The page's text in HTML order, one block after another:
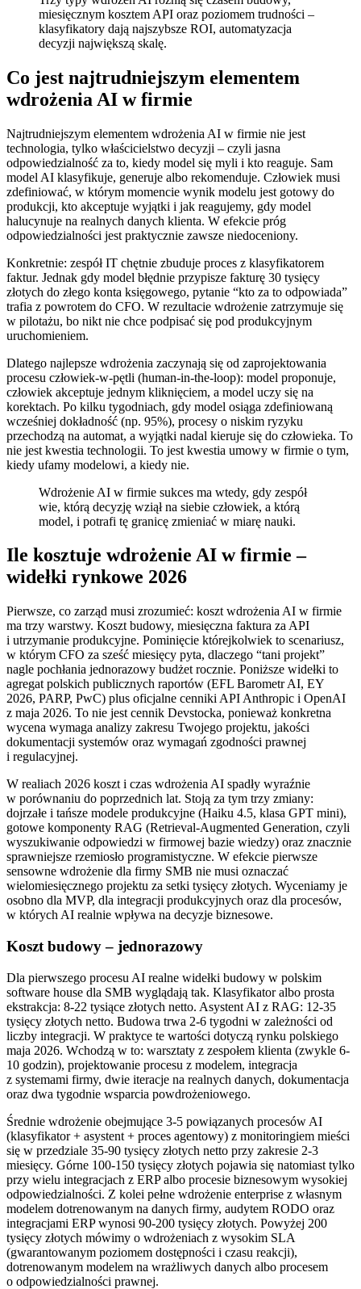
miesięcznym kosztem API oraz poziomem trudności –
klasyfikatory dają najszybsze ROI, automatyzacja
decyzji największą skalę.
Co jest najtrudniejszym elementem
wdrożenia AI w firmie
Najtrudniejszym elementem wdrożenia AI w firmie nie jest
technologia, tylko właścicielstwo decyzji – czyli jasna
odpowiedzialność za to, kiedy model się myli i kto reaguje. Sam
model AI klasyfikuje, generuje albo rekomenduje. Człowiek musi
zdefiniować, w którym momencie wynik modelu jest gotowy do
produkcji, kto akceptuje wyjątki i jak reagujemy, gdy model
halucynuje na realnych danych klienta. W efekcie próg
odpowiedzialności jest praktycznie zawsze niedoceniony.
Konkretnie: zespół IT chętnie zbuduje proces z klasyfikatorem
faktur. Jednak gdy model błędnie przypisze fakturę 30 tysięcy
złotych do złego konta księgowego, pytanie “kto za to odpowiada”
trafia z powrotem do CFO. W rezultacie wdrożenie zatrzymuje się
w pilotażu, bo nikt nie chce podpisać się pod produkcyjnym
uruchomieniem.
Dlatego najlepsze wdrożenia zaczynają się od zaprojektowania
procesu człowiek-w-pętli (human-in-the-loop): model proponuje,
człowiek akceptuje jednym kliknięciem, a model uczy się na
korektach. Po kilku tygodniach, gdy model osiąga zdefiniowaną
wcześniej dokładność (np. 95%), procesy o niskim ryzyku
przechodzą na automat, a wyjątki nadal kieruje się do człowieka. To
nie jest kwestia technologii. To jest kwestia umowy w firmie o tym,
kiedy ufamy modelowi, a kiedy nie.
Wdrożenie AI w firmie sukces ma wtedy, gdy zespół
wie, którą decyzję wziął na siebie człowiek, a którą
model, i potrafi tę granicę zmieniać w miarę nauki.
Ile kosztuje wdrożenie AI w firmie –
widełki rynkowe 2026
Pierwsze, co zarząd musi zrozumieć: koszt wdrożenia AI w firmie
ma trzy warstwy. Koszt budowy, miesięczna faktura za API
i utrzymanie produkcyjne. Pominięcie którejkolwiek to scenariusz,
w którym CFO za sześć miesięcy pyta, dlaczego “tani projekt”
nagle pochłania jednorazowy budżet rocznie. Poniższe widełki to
agregat polskich publicznych raportów (EFL Barometr AI, EY
2026, PARP, PwC) plus oficjalne cenniki API Anthropic i OpenAI
z maja 2026. To nie jest cennik Devstocka, ponieważ konkretna
wycena wymaga analizy zakresu Twojego projektu, jakości
dokumentacji systemów oraz wymagań zgodności prawnej
i regulacyjnej.
W realiach 2026 koszt i czas wdrożenia AI spadły wyraźnie
w porównaniu do poprzednich lat. Stoją za tym trzy zmiany:
dojrzałe i tańsze modele produkcyjne (Haiku 4.5, klasa GPT mini),
gotowe komponenty RAG (Retrieval-Augmented Generation, czyli
wyszukiwanie odpowiedzi w firmowej bazie wiedzy) oraz znacznie
sprawniejsze rzemiosło programistyczne. W efekcie pierwsze
sensowne wdrożenie dla firmy SMB nie musi oznaczać
wielomiesięcznego projektu za setki tysięcy złotych. Wyceniamy je
osobno dla MVP, dla integracji produkcyjnych oraz dla procesów,
w których AI realnie wpływa na decyzje biznesowe.
Koszt budowy – jednorazowy
Dla pierwszego procesu AI realne widełki budowy w polskim
software house dla SMB wyglądają tak. Klasyfikator albo prosta
ekstrakcja: 8-22 tysiące złotych netto. Asystent AI z RAG: 12-35
tysięcy złotych netto. Budowa trwa 2-6 tygodni w zależności od
liczby integracji. W praktyce te wartości dotyczą rynku polskiego
maja 2026. Wchodzą w to: warsztaty z zespołem klienta (zwykle 6-
10 godzin), projektowanie procesu z modelem, integracja
z systemami firmy, dwie iteracje na realnych danych, dokumentacja
oraz dwa tygodnie wsparcia powdrożeniowego.
Średnie wdrożenie obejmujące 3-5 powiązanych procesów AI
(klasyfikator + asystent + proces agentowy) z monitoringiem mieści
się w przedziale 35-90 tysięcy złotych netto przy zakresie 2-3
miesięcy. Górne 100-150 tysięcy złotych pojawia się natomiast tylko
przy wielu integracjach z ERP albo procesie biznesowym wysokiej
odpowiedzialności. Z kolei pełne wdrożenie enterprise z własnym
modelem dotrenowanym na danych firmy, audytem RODO oraz
integracjami ERP wynosi 90-200 tysięcy złotych. Powyżej 200
tysięcy złotych mówimy o wdrożeniach z wysokim SLA
(gwarantowanym poziomem dostępności i czasu reakcji),
dotrenowanym modelem na wrażliwych danych albo procesem
o odpowiedzialności prawnej.